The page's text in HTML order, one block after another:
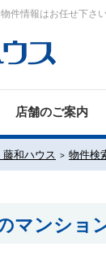
件情報はお任せ下さい
店舗のご案内
和ハウス 物件検
マンショ